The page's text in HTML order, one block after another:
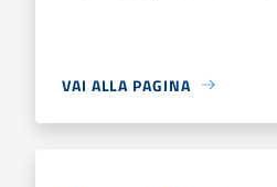
VAI ALLA PAGINA